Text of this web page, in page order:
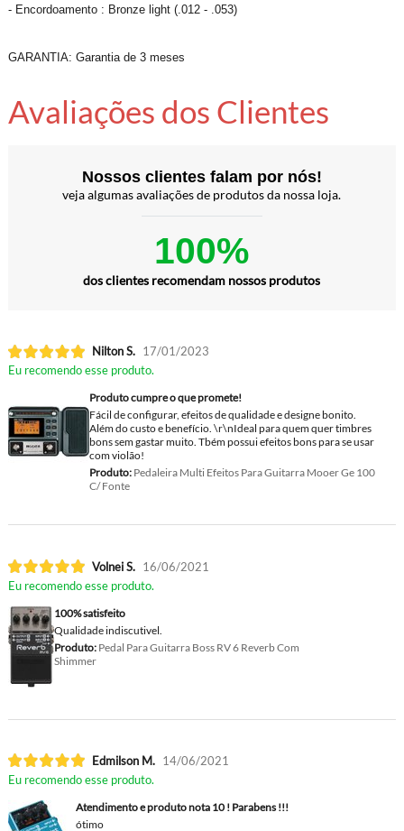
- Encordoamento : Bronze light (.012 - .053)
GARANTIA: Garantia de 3 meses
Avaliações dos Clientes
Nossos clientes falam por nós!
veja algumas avaliações de produtos da nossa loja.
100%
dos clientes recomendam nossos produtos
Nilton S. 17/01/2023
Eu recomendo esse produto.
Produto cumpre o que promete!
Fácil de configurar, efeitos de qualidade e designe bonito.
Além do custo e benefício. \r\nIdeal para quem quer timbres
bons sem gastar muito. Tbém possui efeitos bons para se usar
com violão!
Produto:Pedaleira Multi Efeitos Para Guitarra Mooer Ge 100
C/ Fonte
Volnei S. 16/06/2021
Eu recomendo esse produto.
100% satisfeito
Qualidade indiscutivel.
Produto:Pedal Para Guitarra Boss RV 6 Reverb Com
Shimmer
Edmilson M. 14/06/2021
Eu recomendo esse produto.
Atendimento e produto nota 10 ! Parabens !!!
ótimo